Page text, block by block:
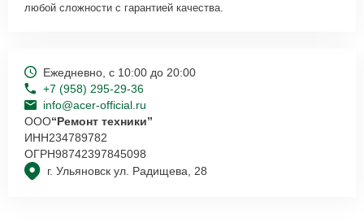
любой сложности с гарантией качества.
г. Ульяновск ул. Радищева, 28
Ежедневно, с 10:00 до 20:00
+7 (958) 295-29-36
info@acer-official.ru
ООО“Ремонт техники”
ИНН234789782
ОГРН98742397845098